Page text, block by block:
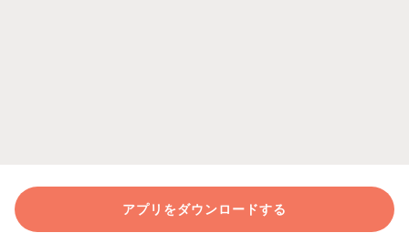
アプリをダウンロードする